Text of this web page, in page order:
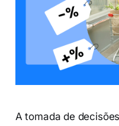
A tomada de